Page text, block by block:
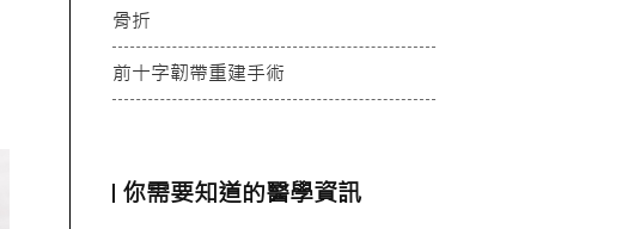
骨折
前十字韌帶重建手術
你需要知道的醫學資訊